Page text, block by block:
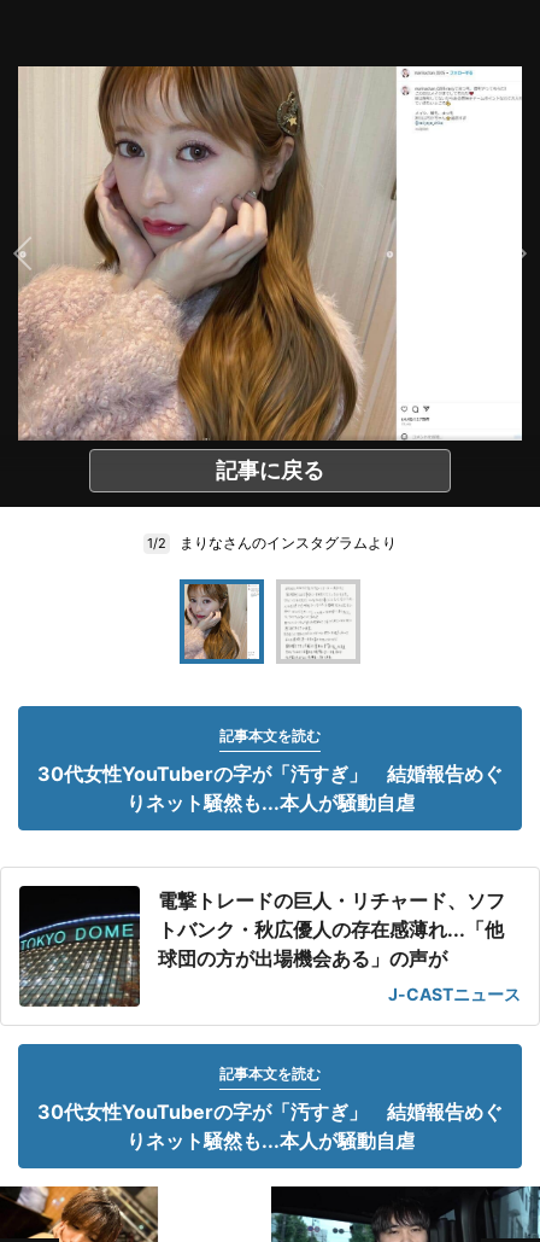
記事に戻る
1/2 まりなさんのインスタグラムより
記事本文を読む
30代女性YouTuberの字が「汚すぎ」 結婚報告めぐ
りネット騒然も...本人が騒動自虐
電撃トレードの巨人・リチャード、ソフ
トバンク・秋広優人の存在感薄れ...「他
球団の方が出場機会ある」の声が
J-CASTニュース
記事本文を読む
30代女性YouTuberの字が「汚すぎ」 結婚報告めぐ
りネット騒然も...本人が騒動自虐